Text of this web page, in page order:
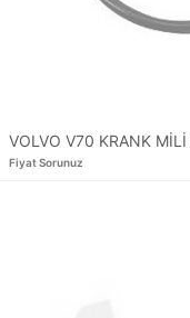
VOLVO V70 KRANK
Fiyat Sorunuz